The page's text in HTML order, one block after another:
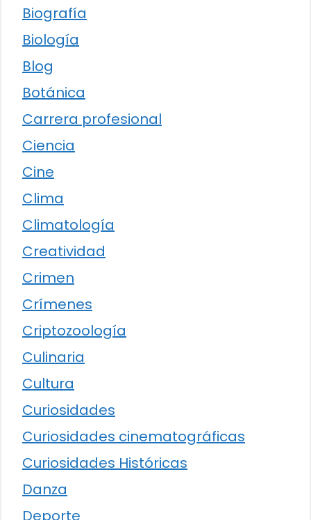
Biografía
Biología
Blog
Botánica
Carrera profesional
Ciencia
Cine
Clima
Climatología
Creatividad
Crimen
Crímenes
Criptozoología
Culinaria
Cultura
Curiosidades
Curiosidades cinematográficas
Curiosidades Históricas
Danza
Deporte